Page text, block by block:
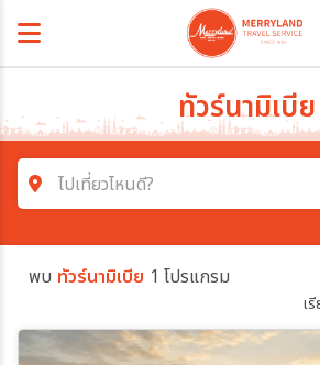
ทัวร์นามิเบีย
ไปเที่ยวไหนดี?
ค้นหาโปรแกรมทัวร์
พบ ทัวร์นามิเบีย 1 โปรแกรม
เ